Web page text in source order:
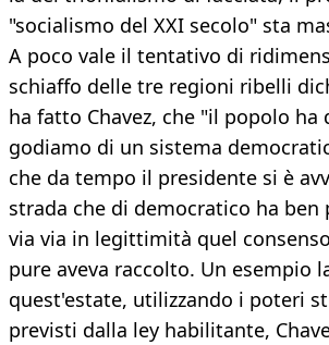
"socialismo del XXI secolo" sta
A poco vale il tentativo di
schiaffo delle tre regioni ribelli
ha fatto Chavez, che "il popolo
godiamo di un sistema
che da tempo il presidente si è
strada che di democratico ha ben
via via in legittimità quel
pure aveva raccolto. Un esempio
quest'estate, utilizzando i poteri
previsti dalla ley habilitante,